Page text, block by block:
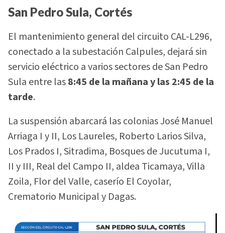
San Pedro Sula, Cortés
El mantenimiento general del circuito CAL-L296,
conectado a la subestación Calpules, dejará sin
servicio eléctrico a varios sectores de San Pedro
Sula entre las8:45 de la mañana y las 2:45 de la
tarde.
La suspensión abarcará las colonias José Manuel
Arriaga I y II, Los Laureles, Roberto Larios Silva,
Los Prados I, Sitradima, Bosques de Jucutuma I,
II y III, Real del Campo II, aldea Ticamaya, Villa
Zoila, Flor del Valle, caserío El Coyolar,
Crematorio Municipal y Dagas.